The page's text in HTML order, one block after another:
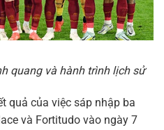
quang và hành trình lịch sử
quả của việc sáp nhập ba
và Fortitudo vào ngày 7